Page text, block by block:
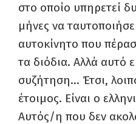
στο οποίο υπηρετεί
μήνες να
αυτοκίνητο που
τα διόδια. Αλλά αυτό
συζήτηση… Έτσι,
έτοιμος. Είναι ο
Αυτός/η που δεν